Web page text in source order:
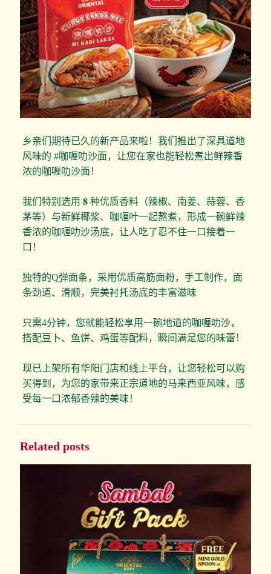
乡亲们期待已久的新产品来啦！我们推出了深具道地
风味的 #咖喱叻沙面，让您在家也能轻松煮出鲜辣香
浓的咖喱叻沙面！
我们特别选用 𝟖 种优质香料（辣椒、南姜、蒜蓉、香
茅等）与新鲜椰浆、咖喱叶一起熬煮，形成一碗鲜辣
香浓的咖喱叻沙汤底，让人吃了忍不住一口接着一
口！
独特的Q弹面条，采用优质高筋面粉，手工制作，面
条劲道、滑顺，完美衬托汤底的丰富滋味
只需4分钟，您就能轻松享用一碗地道的咖喱叻沙，
搭配豆卜、鱼饼、鸡蛋等配料，瞬间满足您的味蕾！
现已上架所有华阳门店和线上平台，让您轻松可以购
买得到，为您的家带来正宗道地的马来西亚风味，感
受每一口浓郁香辣的美味！
Related posts